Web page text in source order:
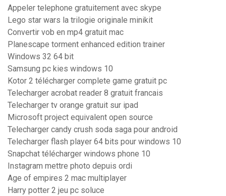
Appeler telephone gratuitement avec skype
Lego star wars la trilogie originale minikit
Convertir vob en mp4 gratuit mac
Planescape torment enhanced edition trainer
Windows 32 64 bit
Samsung pc kies windows 10
Kotor 2 télécharger complete game gratuit pc
Telecharger acrobat reader 8 gratuit francais
Telecharger tv orange gratuit sur ipad
Microsoft project equivalent open source
Telecharger candy crush soda saga pour android
Telecharger flash player 64 bits pour windows 10
Snapchat télécharger windows phone 10
Instagram mettre photo depuis ordi
Age of empires 2 mac multiplayer
Harry potter 2 jeu pc soluce